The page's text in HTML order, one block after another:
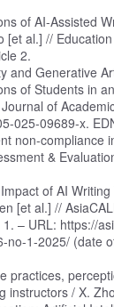
of AI-Assisted
[et al.] //
2.
and Generative
of Students in
of
025-09689-x.
non-compliance
&
of AI
[et al.] //
– URL: https://
no-1-2025/ (date
practices,
instructors / X.